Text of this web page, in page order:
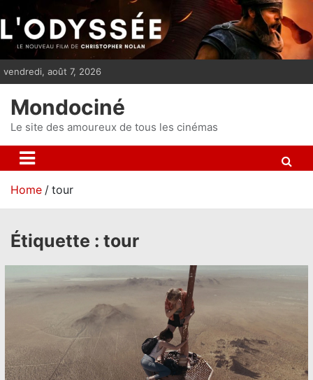
i
p
n
t
vendredi, août 7, 2026
Mondociné
Le site des amoureux de tous les cinémas
Home tour
Étiquette : tour